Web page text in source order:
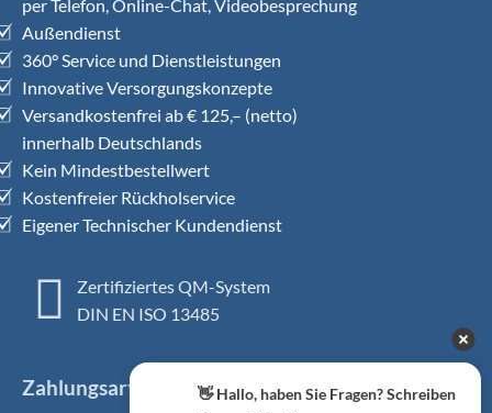
per Telefon, Online-Chat, Videobesprechung
Außendienst
360° Service und Dienstleistungen
Innovative Versorgungskonzepte
Versandkostenfrei ab € 125,– (netto)
innerhalb Deutschlands
Kein Mindestbestellwert
Kostenfreier Rückholservice
Eigener Technischer Kundendienst
Zertifiziertes QM-System
DIN EN ISO 13485
Zahlungsarten
👋 Hallo, haben Sie Fragen? Schreiben